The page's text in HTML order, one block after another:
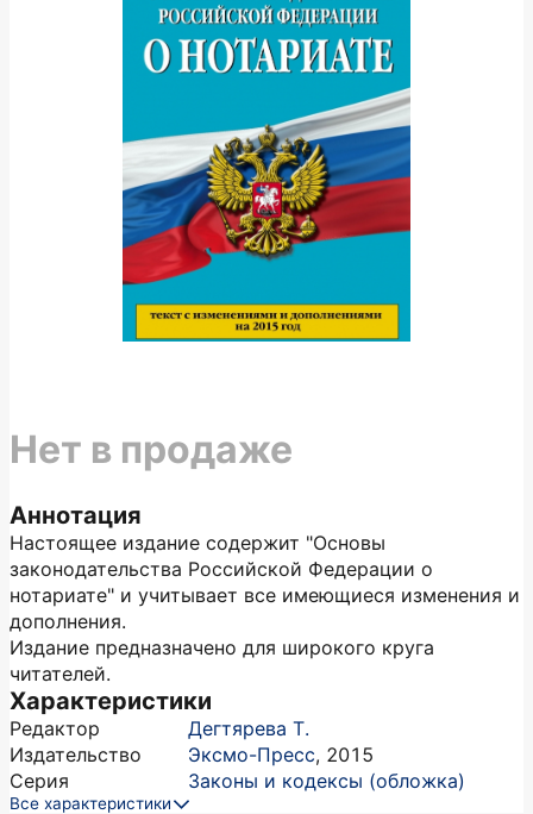
Аннотация
Настоящее издание содержит "Основы
законодательства Российской Федерации о
нотариате" и учитывает все имеющиеся изменения и
дополнения.
Издание предназначено для широкого круга
читателей.
Характеристики
Редактор
Дегтярева Т.
Издательство
Эксмо-Пресс, 2015
Серия
Законы и кодексы (обложка)
Все характеристики
Нет в продаже